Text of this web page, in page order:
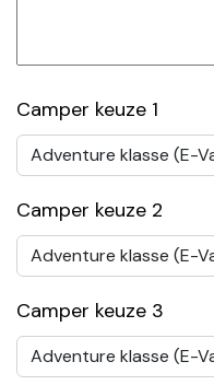
Camper keuze 1
Camper keuze 2
Camper keuze 3